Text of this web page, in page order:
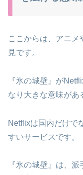
ここからは、アニメ
見です。
『氷の城壁』が
なり大きな意味があ
Netflixは国内だけで
すいサービスです。
『氷の城壁』は、